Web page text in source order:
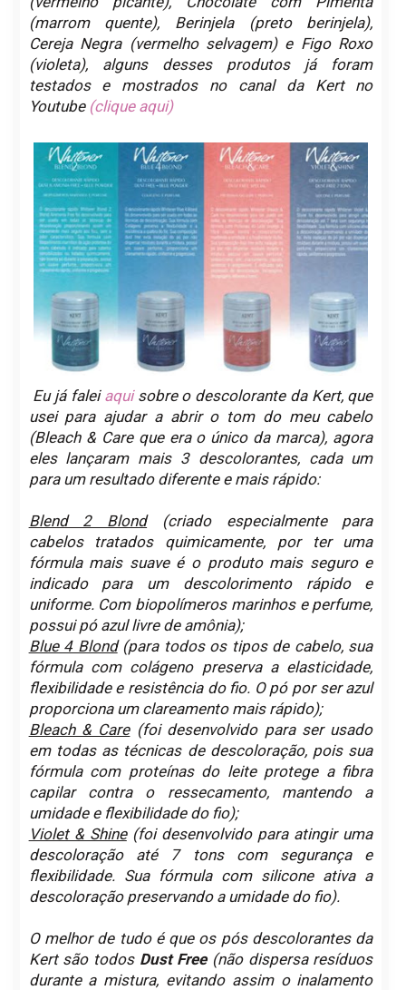
(marrom quente), Berinjela (preto berinjela),
Cereja Negra (vermelho selvagem) e Figo Roxo
(violeta), alguns desses produtos já foram
testados e mostrados no canal da Kert no
Youtube (clique aqui)
Eu já falei aquisobre o descolorante da Kert, que
usei para ajudar a abrir o tom do meu cabelo
(Bleach & Care que era o único da marca), agora
eles lançaram mais 3 descolorantes, cada um
para um resultado diferente e mais rápido:
Blend 2 Blond(criado especialmente para
cabelos tratados quimicamente, por ter uma
fórmula mais suave é o produto mais seguro e
indicado para um descolorimento rápido e
uniforme. Com biopolímeros marinhos e perfume,
possui pó azul livre de amônia);
Blue 4 Blond(para todos os tipos de cabelo, sua
fórmula com colágeno preserva a elasticidade,
flexibilidade e resistência do fio. O pó por ser azul
proporciona um clareamento mais rápido);
Bleach & Care(foi desenvolvido para ser usado
em todas as técnicas de descoloração, pois sua
fórmula com proteínas do leite protege a fibra
capilar contra o ressecamento, mantendo a
umidade e flexibilidade do fio);
Violet & Shine(foi desenvolvido para atingir uma
descoloração até 7 tons com segurança e
flexibilidade. Sua fórmula com silicone ativa a
descoloração preservando a umidade do fio).
O melhor de tudo é que os pós descolorantes da
Kert são todos Dust Free(não dispersa resíduos
durante a mistura, evitando assim o inalamento